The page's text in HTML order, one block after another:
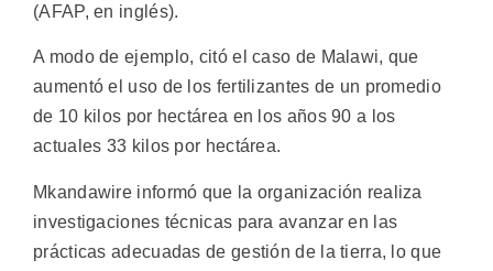
(AFAP, en inglés).
A modo de ejemplo, citó el caso de Malawi, que
aumentó el uso de los fertilizantes de un promedio
de 10 kilos por hectárea en los años 90 a los
actuales 33 kilos por hectárea.
Mkandawire informó que la organización realiza
investigaciones técnicas para avanzar en las
prácticas adecuadas de gestión de la tierra, lo que